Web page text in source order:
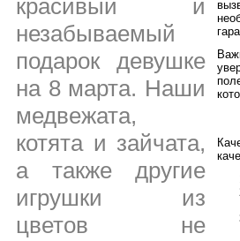
красивый и
незабываемый
подарок девушке
на 8 марта. Наши
медвежата,
котята и зайчата,
а также другие
игрушки из
цветов не